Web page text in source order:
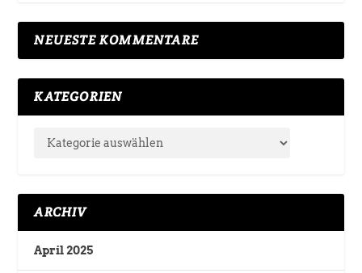
NEUESTE KOMMENTARE
KATEGORIEN
ARCHIV
April 2025